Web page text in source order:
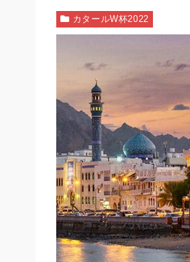
カタールW杯2022